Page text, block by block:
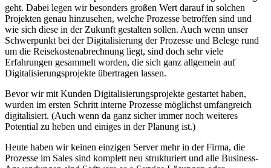
geht. Dabei legen wir besonders großen Wert darauf in solchen
Projekten genau hinzusehen, welche Prozesse betroffen sind und
wie sich diese in der Zukunft gestalten sollen. Auch wenn unser
Schwerpunkt bei der Digitalisierung der Prozesse und Belege rund
um die Reisekostenabrechnung liegt, sind doch sehr viele
Erfahrungen gesammelt worden, die sich ganz allgemein auf
Digitalisierungsprojekte übertragen lassen.
Bevor wir mit Kunden Digitalisierungsprojekte gestartet haben,
wurden im ersten Schritt interne Prozesse möglichst umfangreich
digitalisiert. (Auch wenn da ganz sicher immer noch weiteres
Potential zu heben und einiges in der Planung ist.)
Heute haben wir keinen einzigen Server mehr in der Firma, die
Prozesse im Sales sind komplett neu strukturiert und alle Business-